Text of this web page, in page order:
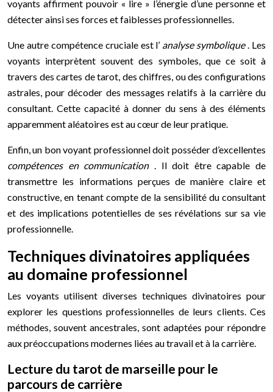
voyants affirment pouvoir « lire » l’énergie d’une personne et
détecter ainsi ses forces et faiblesses professionnelles.
Une autre compétence cruciale est l’ analyse symbolique. Les
voyants interprètent souvent des symboles, que ce soit à
travers des cartes de tarot, des chiffres, ou des configurations
astrales, pour décoder des messages relatifs à la carrière du
consultant. Cette capacité à donner du sens à des éléments
apparemment aléatoires est au cœur de leur pratique.
Enfin, un bon voyant professionnel doit posséder d’excellentes
compétences en communication . Il doit être capable de
transmettre les informations perçues de manière claire et
constructive, en tenant compte de la sensibilité du consultant
et des implications potentielles de ses révélations sur sa vie
professionnelle.
Techniques divinatoires appliquées
au domaine professionnel
Les voyants utilisent diverses techniques divinatoires pour
explorer les questions professionnelles de leurs clients. Ces
méthodes, souvent ancestrales, sont adaptées pour répondre
aux préoccupations modernes liées au travail et à la carrière.
Lecture du tarot de marseille pour le
parcours de carrière